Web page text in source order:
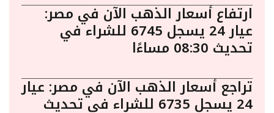
ارتفاع أسعار الذهب الآن في مصر:
عيار 24 يسجل 6745 للشراء في
تحديث 08:30 مساءًا
تراجع أسعار الذهب الآن في مصر: عيار
24 يسجل 6735 للشراء في تحديث